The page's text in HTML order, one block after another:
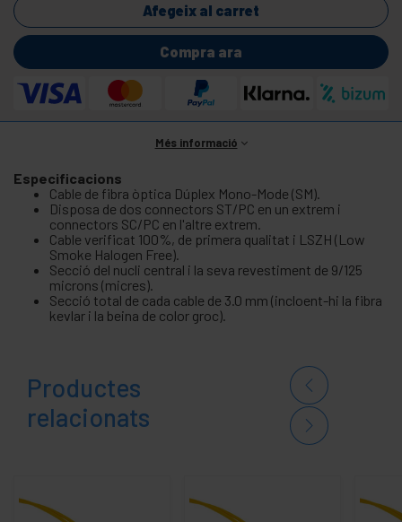
Afegeix al carret
Compra ara
Més informació
Especificacions
Cable de fibra òptica Dúplex Mono-Mode (SM).
Disposa de dos connectors ST/PC en un extrem i
connectors SC/PC en l'altre extrem.
Cable verificat 100%, de primera qualitat i LSZH (Low
Smoke Halogen Free).
Secció del nucli central i la seva revestiment de 9/125
microns (micres).
Secció total de cada cable de 3.0 mm (incloent-hi la fibra
kevlar i la beina de color groc).
Productes
relacionats